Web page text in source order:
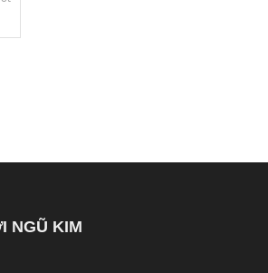
NGŨ KIM